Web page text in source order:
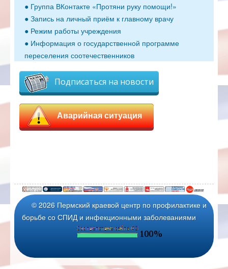
● Группа ВКонтакте «Протяни руку помощи!»
● Запись на личный приём к главному врачу
● Режим работы учреждения
● Информация о государственной программе
переселения соотечественников
Подписаться на новости
Аварийная ситуация
© 2026 Пермский краевой центр по профилактике и
борьбе со СПИД и инфекционными заболеваниями